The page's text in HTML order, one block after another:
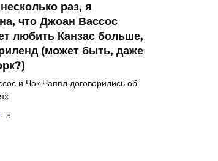
раз, я
что Джоан Вассос
любить Канзас больше,
(может быть, даже
и Чок Чаппл договорились об
5